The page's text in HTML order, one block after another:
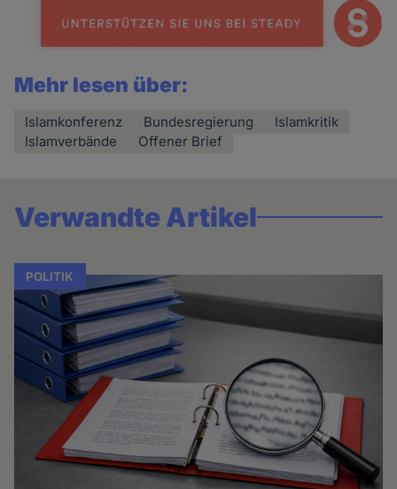
Mehr lesen über:
Islamkonferenz Bundesregierung
Islamkritik
Islamverbände
Offener Brief
Verwandte Artikel
POLITIK